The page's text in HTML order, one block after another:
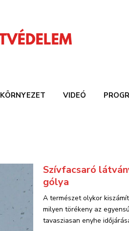
KÖRNYEZET VIDEÓ
Szívfacsaró
gólya
A természet olykor
milyen törékeny az
tavasziasan enyhe